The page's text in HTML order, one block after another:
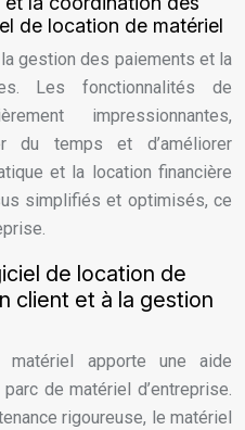
de location de matériel
gestion des paiements et la
Les fonctionnalités de
impressionnantes,
du temps et d’améliorer
et la location financière
simplifiés et optimisés, ce
de location de
client et à la gestion
apporte une aide
de matériel d’entreprise.
rigoureuse, le matériel